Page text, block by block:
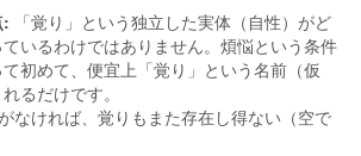
:
「覚り」という独立した実体（自性）がど
いるわけではありません。煩悩という条件
て初めて、便宜上「覚り」という名前（仮
るだけです。
なければ、覚りもまた存在し得ない（空で